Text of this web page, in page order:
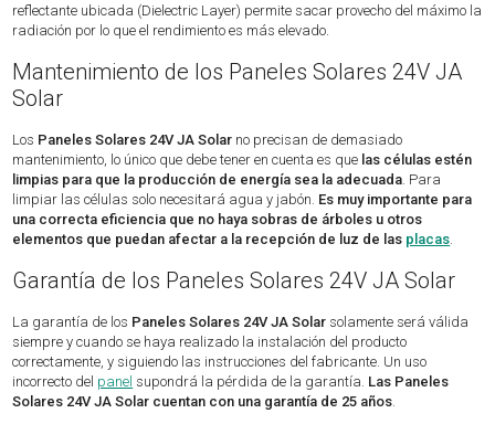
reflectante ubicada (Dielectric Layer) permite sacar provecho del máximo la
radiación por lo que el rendimiento es más elevado.
Mantenimiento de los Paneles Solares 24V JA
Solar
Los Paneles Solares 24V JA Solar no precisan de demasiado
mantenimiento, lo único que debe tener en cuenta es que las células estén
limpias para que la producción de energía sea la adecuada . Para
limpiar las células solo necesitará agua y jabón. Es muy importante para
una correcta eficiencia que no haya sobras de árboles u otros
elementos que puedan afectar a la recepción de luz de las placas
Garantía de los Paneles Solares 24V JA Solar
La garantía de los Paneles Solares 24V JA Solar solamente será válida
siempre y cuando se haya realizado la instalación del producto
correctamente, y siguiendo las instrucciones del fabricante. Un uso
incorrecto del panel supondrá la pérdida de la garantía. Las Paneles
Solares 24V JA Solar cuentan con una garantía de 25 años